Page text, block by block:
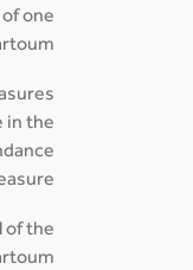
one
in the
of the